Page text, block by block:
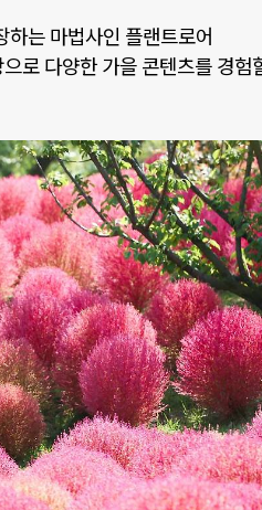
는 마법사인 플랜트로어
로 다양한 가을 콘텐츠를 경험